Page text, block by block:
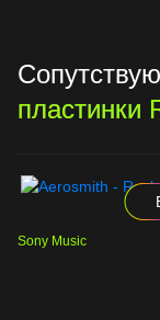
пластинки
Sony Music